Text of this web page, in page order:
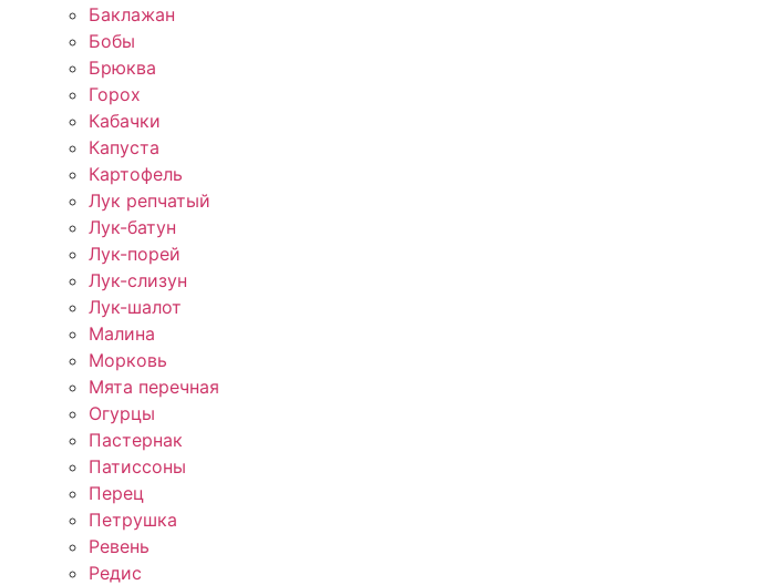
Баклажан
Бобы
Брюква
Горох
Кабачки
Капуста
Картофель
Лук репчатый
Лук-батун
Лук-порей
Лук-слизун
Лук-шалот
Малина
Морковь
Мята перечная
Огурцы
Пастернак
Патиссоны
Перец
Петрушка
Ревень
Редис